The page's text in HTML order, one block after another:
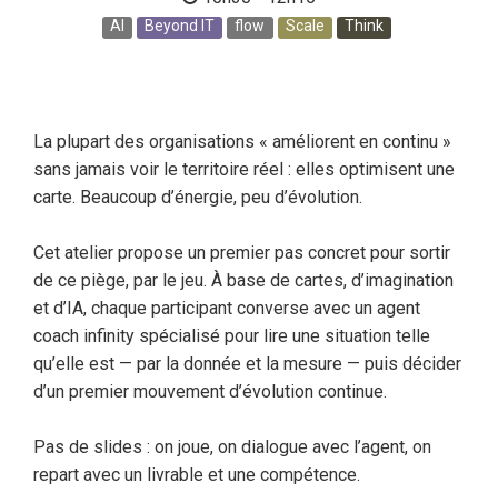
AI Beyond IT flow Scale Think
La plupart des organisations « améliorent en continu »
sans jamais voir le territoire réel : elles optimisent une
carte. Beaucoup d’énergie, peu d’évolution.
Cet atelier propose un premier pas concret pour sortir
de ce piège, par le jeu. À base de cartes, d’imagination
et d’IA, chaque participant converse avec un agent
coach infinity spécialisé pour lire une situation telle
qu’elle est — par la donnée et la mesure — puis décider
d’un premier mouvement d’évolution continue.
Pas de slides : on joue, on dialogue avec l’agent, on
repart avec un livrable et une compétence.